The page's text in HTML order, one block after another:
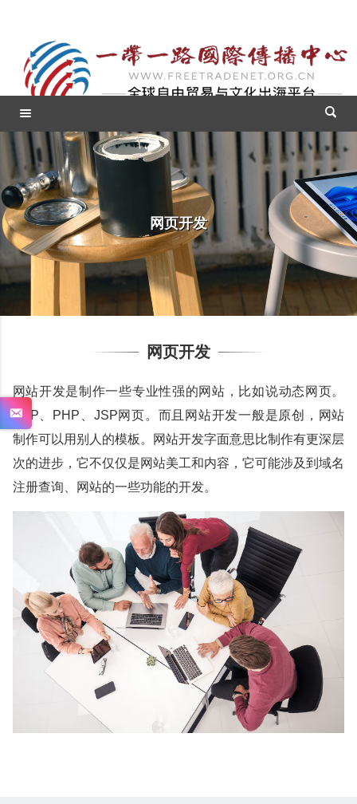
网页开发
网页开发
网站开发是制作一些专业性强的网站，比如说动态网页。
ASP、PHP、JSP网页。而且网站开发一般是原创，网站
制作可以用别人的模板。网站开发字面意思比制作有更深层
次的进步，它不仅仅是网站美工和内容，它可能涉及到域名
注册查询、网站的一些功能的开发。